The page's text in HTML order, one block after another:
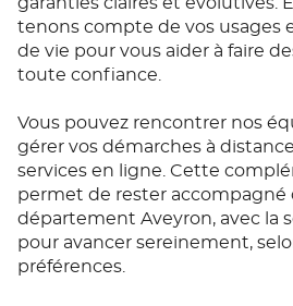
tenons compte de vos usages
de vie pour vous aider à faire
toute confiance.
Vous pouvez rencontrer nos
gérer vos démarches à
services en ligne. Cette
permet de rester accompagné
département Aveyron, avec la
pour avancer sereinement,
préférences.